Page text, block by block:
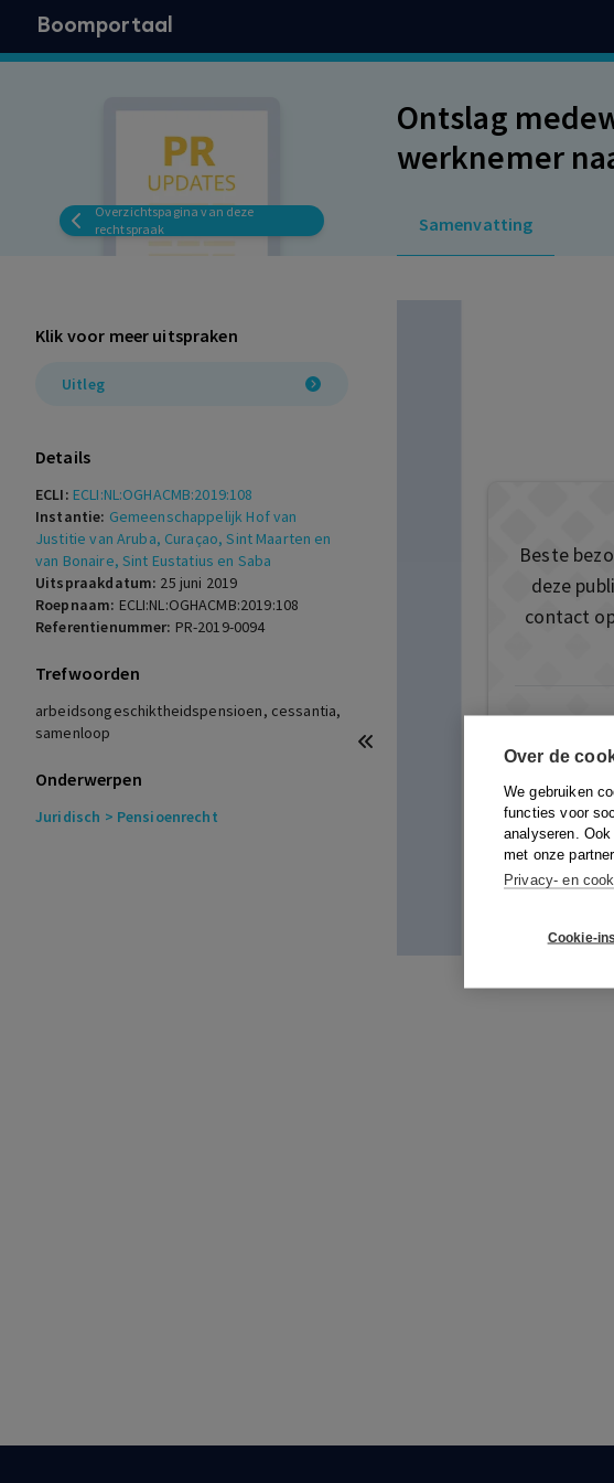
Over de
We gebruiken
functies voor
analyseren.
met onze
Privacy- en
Cookie-
Boomportaal
Overzichtspagina van deze
rechtspraak
Ontslag
werknemer
Samenvatting
Klik voor meer uitspraken
Uitleg
Details
ECLI: ECLI:NL:OGHACMB:2019:108
Instantie: Gemeenschappelijk Hof van
Justitie van Aruba, Curaçao, Sint Maarten en
van Bonaire, Sint Eustatius en Saba
Uitspraakdatum: 25 juni 2019
Roepnaam: ECLI:NL:OGHACMB:2019:108
Referentienummer: PR-2019-0094
Trefwoorden
arbeidsongeschiktheidspensioen, cessantia,
samenloop
Onderwerpen
Juridisch > Pensioenrecht
Beste
deze
contact
Deze
ook